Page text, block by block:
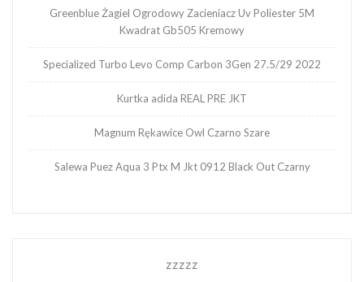
Greenblue Żagiel Ogrodowy Zacieniacz Uv Poliester 5M
Kwadrat Gb505 Kremowy
Specialized Turbo Levo Comp Carbon 3Gen 27.5/29 2022
Kurtka adida REAL PRE JKT
Magnum Rękawice Owl Czarno Szare
Salewa Puez Aqua 3 Ptx M Jkt 0912 Black Out Czarny
zzzzz